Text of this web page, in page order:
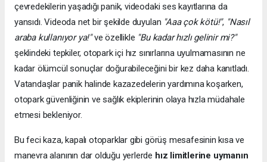
çevredekilerin yaşadığı panik, videodaki ses kayıtlarına da
yansıdı. Videoda net bir şekilde duyulan "Aaa çok kötü!", "Nasıl
araba kullanıyor ya!"ve özellikle "Bu kadar hızlı gelinir mi?"
şeklindeki tepkiler, otopark içi hız sınırlarına uyulmamasının ne
kadar ölümcül sonuçlar doğurabileceğini bir kez daha kanıtladı.
Vatandaşlar panik halinde kazazedelerin yardımına koşarken,
otopark güvenliğinin ve sağlık ekiplerinin olaya hızla müdahale
etmesi bekleniyor.
Bu feci kaza, kapalı otoparklar gibi görüş mesafesinin kısa ve
manevra alanının dar olduğu yerlerde hız limitlerine uymanın